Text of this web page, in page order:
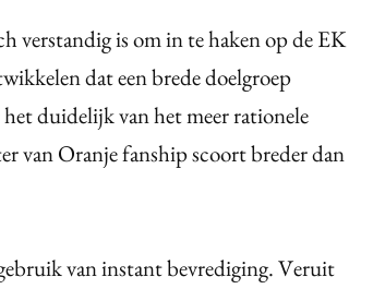
verstandig is om in te haken op de EK
dat een brede doelgroep
duidelijk van het meer rationele
van Oranje fanship scoort breder dan
van instant bevrediging. Veruit